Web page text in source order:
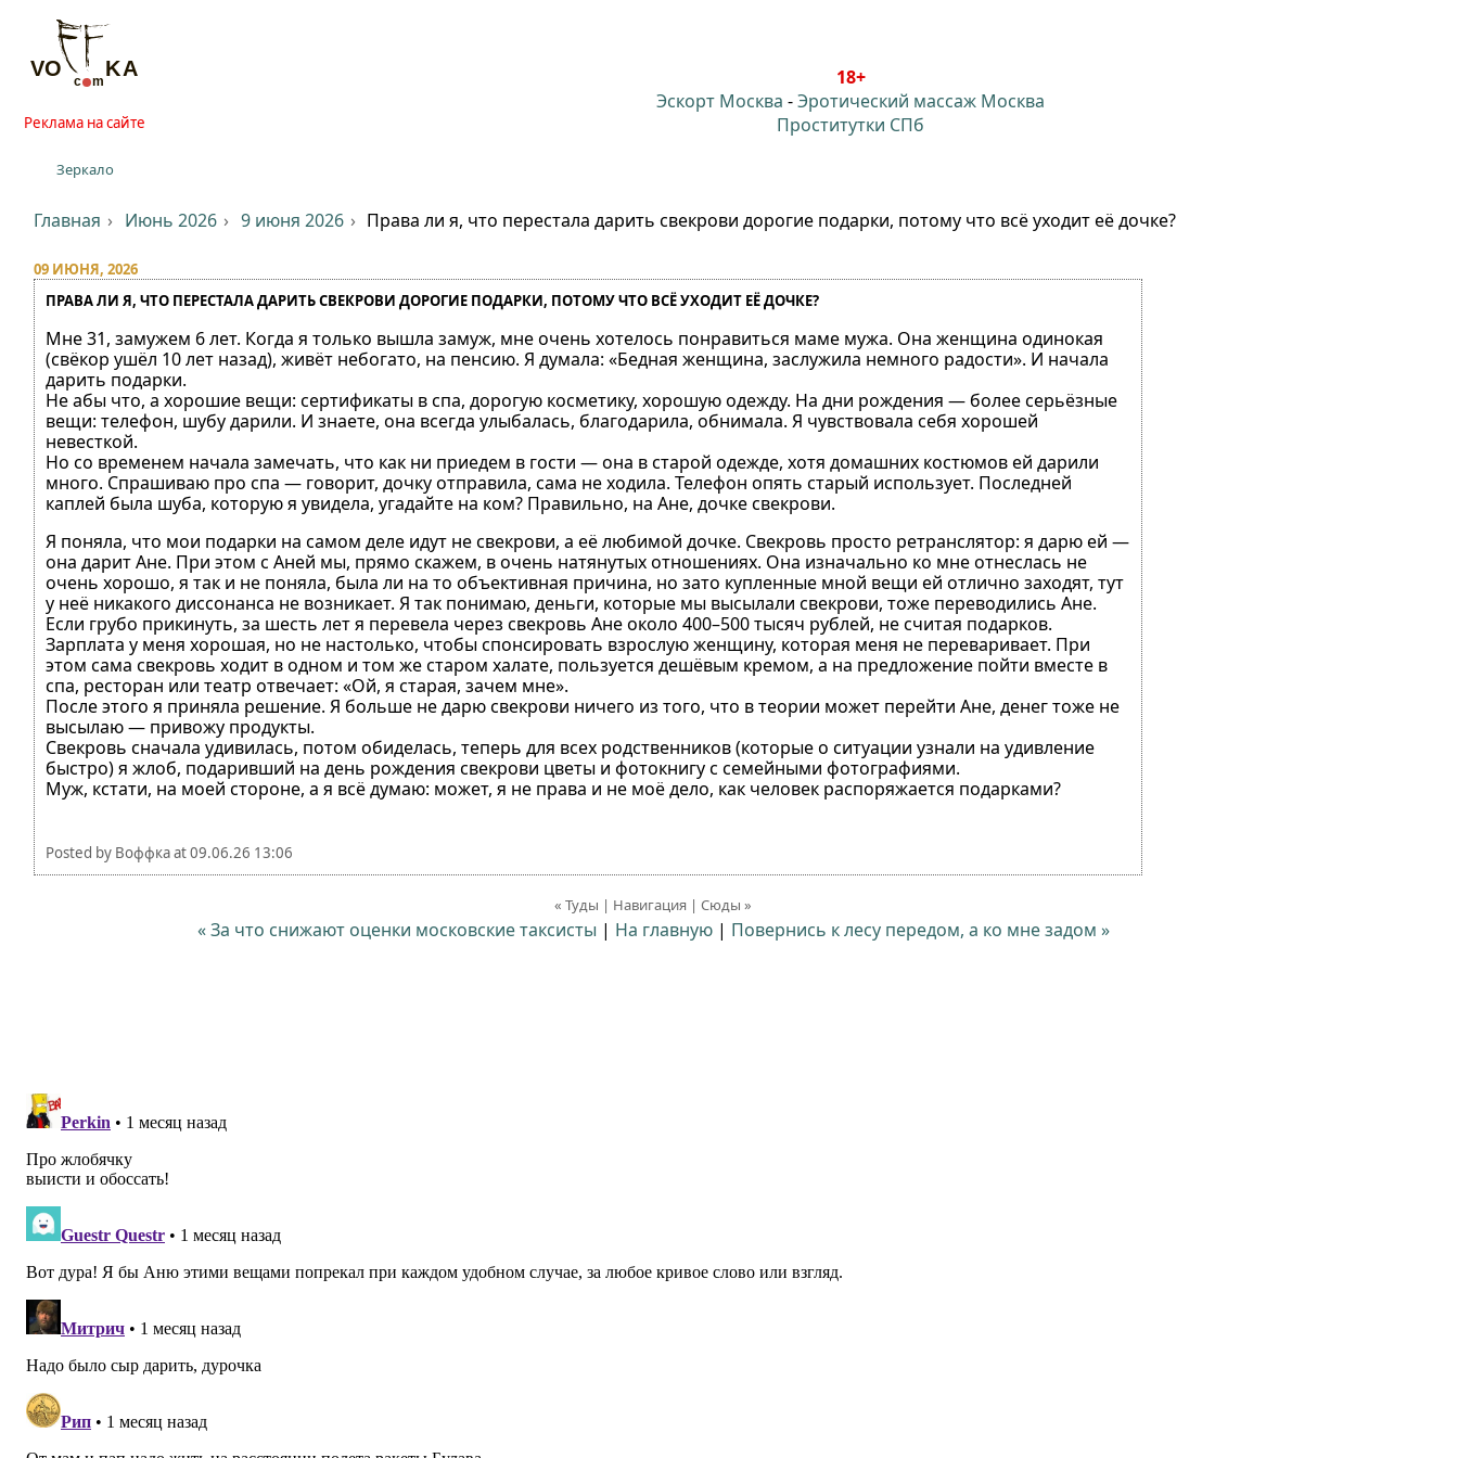
Реклама на сайте
Зеркало
18+
Эскорт Москва -Эротический массаж Москва
Проститутки СПб
Главная Июнь 2026 9 июня 2026 Права ли я, что перестала дарить свекрови дорогие подарки, потому что всё уходит её дочке?
09 ИЮНЯ, 2026
ПРАВА ЛИ Я, ЧТО ПЕРЕСТАЛА ДАРИТЬ СВЕКРОВИ ДОРОГИЕ ПОДАРКИ, ПОТОМУ ЧТО ВСЁ УХОДИТ ЕЁ ДОЧКЕ?
Мне 31, замужем 6 лет. Когда я только вышла замуж, мне очень хотелось понравиться маме мужа. Она женщина одинокая
(свёкор ушёл 10 лет назад), живёт небогато, на пенсию. Я думала: «Бедная женщина, заслужила немного радости». И начала
дарить подарки.
Не абы что, а хорошие вещи: сертификаты в спа, дорогую косметику, хорошую одежду. На дни рождения — более серьёзные
вещи: телефон, шубу дарили. И знаете, она всегда улыбалась, благодарила, обнимала. Я чувствовала себя хорошей
невесткой.
Но со временем начала замечать, что как ни приедем в гости — она в старой одежде, хотя домашних костюмов ей дарили
много. Спрашиваю про спа — говорит, дочку отправила, сама не ходила. Телефон опять старый использует. Последней
каплей была шуба, которую я увидела, угадайте на ком? Правильно, на Ане, дочке свекрови.
Я поняла, что мои подарки на самом деле идут не свекрови, а её любимой дочке. Свекровь просто ретранслятор: я дарю ей —
она дарит Ане. При этом с Аней мы, прямо скажем, в очень натянутых отношениях. Она изначально ко мне отнеслась не
очень хорошо, я так и не поняла, была ли на то объективная причина, но зато купленные мной вещи ей отлично заходят, тут
у неё никакого диссонанса не возникает. Я так понимаю, деньги, которые мы высылали свекрови, тоже переводились Ане.
Если грубо прикинуть, за шесть лет я перевела через свекровь Ане около 400–500 тысяч рублей, не считая подарков.
Зарплата у меня хорошая, но не настолько, чтобы спонсировать взрослую женщину, которая меня не переваривает. При
этом сама свекровь ходит в одном и том же старом халате, пользуется дешёвым кремом, а на предложение пойти вместе в
спа, ресторан или театр отвечает: «Ой, я старая, зачем мне».
После этого я приняла решение. Я больше не дарю свекрови ничего из того, что в теории может перейти Ане, денег тоже не
высылаю — привожу продукты.
Свекровь сначала удивилась, потом обиделась, теперь для всех родственников (которые о ситуации узнали на удивление
быстро) я жлоб, подаривший на день рождения свекрови цветы и фотокнигу с семейными фотографиями.
Муж, кстати, на моей стороне, а я всё думаю: может, я не права и не моё дело, как человек распоряжается подарками?
Posted by Воффкаat09.06.26 13:06
« Туды | Навигация | Сюды »
« За что снижают оценки московские таксисты | На главную| Повернись к лесу передом, а ко мне задом »